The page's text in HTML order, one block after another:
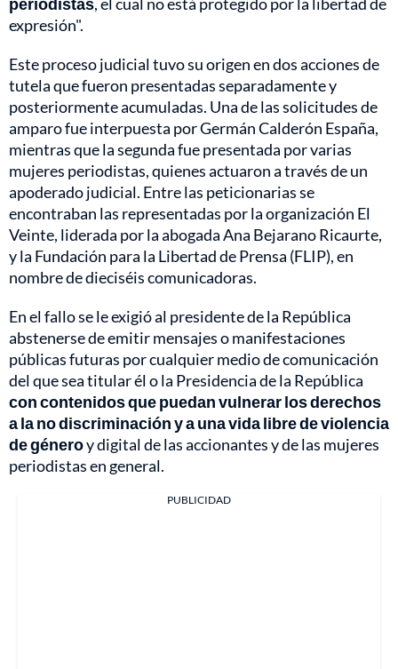
expresión".
Este proceso judicial tuvo su origen en dos acciones de
tutela que fueron presentadas separadamente y
posteriormente acumuladas. Una de las solicitudes de
amparo fue interpuesta por Germán Calderón España,
mientras que la segunda fue presentada por varias
mujeres periodistas, quienes actuaron a través de un
apoderado judicial. Entre las peticionarias se
encontraban las representadas por la organización El
Veinte, liderada por la abogada Ana Bejarano Ricaurte,
y la Fundación para la Libertad de Prensa (FLIP), en
nombre de dieciséis comunicadoras.
En el fallo se le exigió al presidente de la República
abstenerse de emitir mensajes o manifestaciones
públicas futuras por cualquier medio de comunicación
del que sea titular él o la Presidencia de la República
con contenidos que puedan vulnerar los derechos
a la no discriminación y a una vida libre de violencia
de géneroy digital de las accionantes y de las mujeres
periodistas en general.
PUBLICIDAD